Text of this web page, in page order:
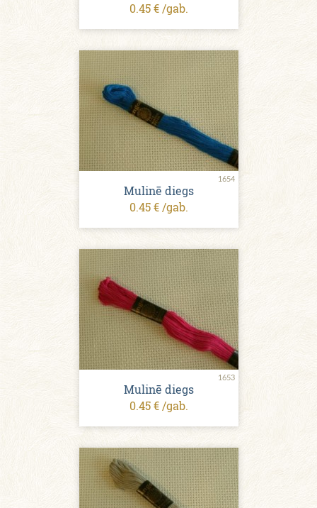
0.45 € /gab.
1654
Mulinē diegs
0.45 € /gab.
1653
Mulinē diegs
0.45 € /gab.